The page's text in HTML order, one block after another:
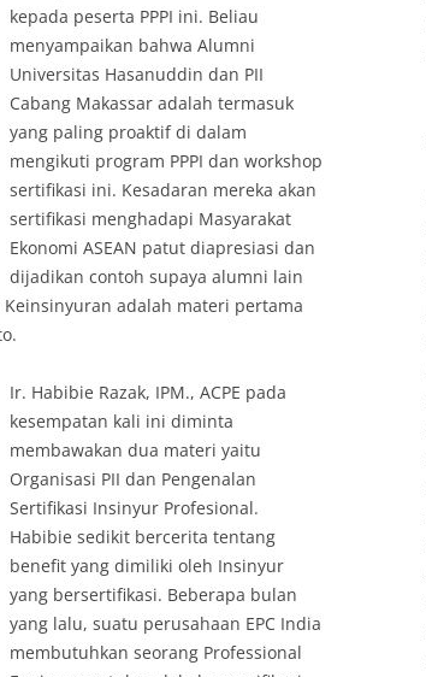
kepada peserta PPPI ini. Beliau
menyampaikan bahwa Alumni
Universitas Hasanuddin dan PII
Cabang Makassar adalah termasuk
yang paling proaktif di dalam
mengikuti program PPPI dan workshop
sertifikasi ini. Kesadaran mereka akan
sertifikasi menghadapi Masyarakat
Ekonomi ASEAN patut diapresiasi dan
dijadikan contoh supaya alumni lain
adalah materi pertama
Ir. Habibie Razak, IPM., ACPE pada
kesempatan kali ini diminta
membawakan dua materi yaitu
Organisasi PII dan Pengenalan
Sertifikasi Insinyur Profesional.
Habibie sedikit bercerita tentang
benefit yang dimiliki oleh Insinyur
yang bersertifikasi. Beberapa bulan
yang lalu, suatu perusahaan EPC India
membutuhkan seorang Professional